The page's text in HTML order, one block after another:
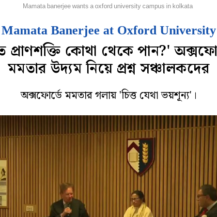
Mamata banerjee wants a oxford university campus in kolkata
Mamata Banerjee at Oxford University
কোথা থেকে পান?'
মমতার উদ্যম নিয়ে প্রশ্ন সঞ্চালকদের
অক্সফোর্ডে মমতার গলায় 'চিত্ত যেথা ভয়শূন্য'।